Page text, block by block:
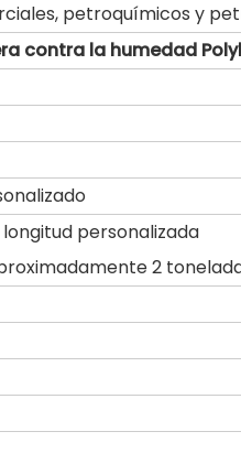
petroquímicos y
contra la humedad
personalizada
2